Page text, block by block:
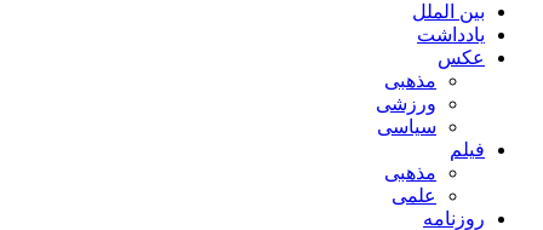
بین الملل
یادداشت
عکس
مذهبی
ورزشی
سیاسی
فیلم
مذهبی
علمی
روزنامه